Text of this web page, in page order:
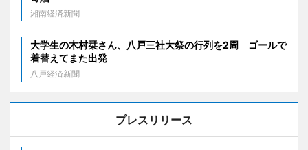
湘南経済新聞
大学生の木村栞さん、八戸三社大祭の行列を2周 ゴールで
着替えてまた出発
八戸経済新聞
プレスリリース